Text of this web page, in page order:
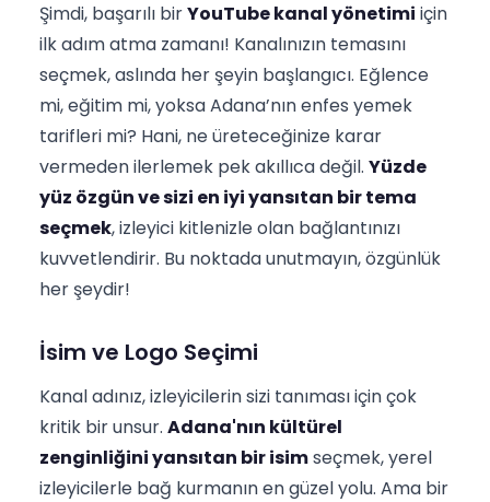
Şimdi, başarılı birYouTube kanal yönetimi için
ilk adım atma zamanı! Kanalınızın temasını
seçmek, aslında her şeyin başlangıcı. Eğlence
mi, eğitim mi, yoksa Adana’nın enfes yemek
tarifleri mi? Hani, ne üreteceğinize karar
vermeden ilerlemek pek akıllıca değil. Yüzde
yüz özgün ve sizi en iyi yansıtan bir tema
seçmek, izleyici kitlenizle olan bağlantınızı
kuvvetlendirir. Bu noktada unutmayın, özgünlük
her şeydir!
İsim ve Logo Seçimi
Kanal adınız, izleyicilerin sizi tanıması için çok
kritik bir unsur. Adana'nın kültürel
zenginliğini yansıtan bir isimseçmek, yerel
izleyicilerle bağ kurmanın en güzel yolu. Ama bir